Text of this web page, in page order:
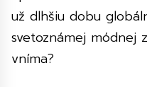
už dlhšiu dobu
svetoznámej módnej
vníma?